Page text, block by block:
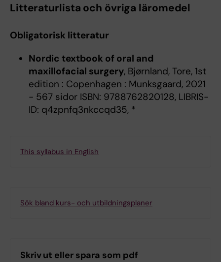
Litteraturlista och övriga läromedel
Obligatorisk litteratur
Nordic textbook of oral and
maxillofacial surgery, Bjørnland, Tore, 1st
edition : Copenhagen : Munksgaard, 2021
- 567 sidor ISBN: 9788762820128, LIBRIS-
ID: q4zpnfq3nkccqd35, *
This syllabus in English
Sök bland kurs- och utbildningsplaner
Skriv ut eller spara som pdf